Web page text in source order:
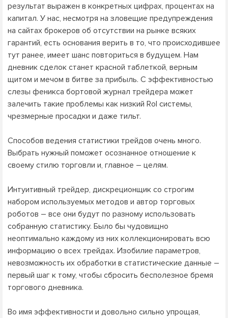
результат выражен в конкретных цифрах, процентах на
капитал. У нас, несмотря на зловещие предупреждения
на сайтах брокеров об отсутствии на рынке всяких
гарантий, есть основания верить в то, что происходившее
тут ранее, имеет шанс повториться в будущем. Нам
дневник сделок станет красной таблеткой, верным
щитом и мечом в битве за прибыль. С эффективностью
слезы феникса бортовой журнал трейдера может
залечить такие проблемы как низкий RoI системы,
чрезмерные просадки и даже тильт.
Способов ведения статистики трейдов очень много.
Выбрать нужный поможет осознанное отношение к
своему стилю торговли и, главное – целям.
Интуитивный трейдер, дискреционщик со строгим
набором используемых методов и автор торговых
роботов – все они будут по разному использовать
собранную статистику. Было бы чудовищно
неоптимально каждому из них коллекционировать всю
информацию о всех трейдах. Изобилие параметров,
невозможность их обработки в статистические данные –
первый шаг к тому, чтобы сбросить бесполезное бремя
торгового дневника.
Во имя эффективности и довольно сильно упрощая,